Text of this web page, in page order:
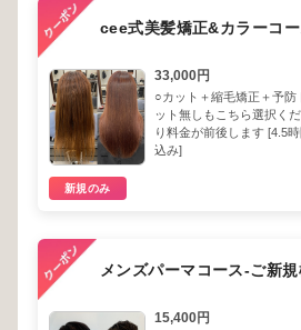
cee式美髪矯正&カラーコ
33,000円
○カット＋縮毛矯正＋予
ット無しもこちら選択く
り料金が前後します [4.5
込み]
新規のみ
メンズパーマコース-ご新
15,400円